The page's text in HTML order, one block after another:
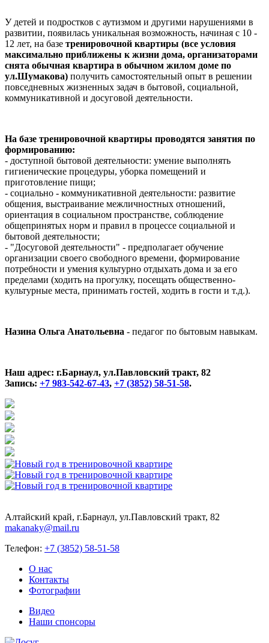
У детей и подростков с аутизмом и другими нарушениями в
развитии, появилась уникальная возможность, начиная с 10 -
12 лет, на базе тренировочной квартиры (все условия
максимально приближены к жизни дома, организаторами
снята обычная квартира в обычном жилом доме по
ул.Шумакова) получить самостоятельный опыт в решении
повседневных жизненных задач в бытовой, социальной,
коммуникативной и досуговой деятельности.
На базе тренировочной квартиры проводятся занятия по
формированию:
- доступной бытовой деятельности: умение выполнять
гигиенические процедуры, уборка помещений и
приготовление пищи;
- социально - коммуникативной деятельности: развитие
общения, выстраивание межличностных отношений,
ориентация в социальном пространстве, соблюдение
общепринятых норм и правил в процессе социальной и
бытовой деятельности;
- "Досуговой деятельности" - предполагает обучение
организации своего свободного времени, формирование
потребности и умения культурно отдыхать дома и за его
пределами (ходить на прогулку, посещать общественно-
культурные места, принимать гостей, ходить в гости и т.д.).
Назина Ольга Анатольевна - педагог по бытовым навыкам.
Наш адрес: г.Барнаул, ул.Павловский тракт, 82
Запись: +7 983-542-67-43, +7 (3852) 58-51-58.
Алтайский край, г.Барнаул, ул.Павловский тракт, 82
makanaky@mail.ru
Телефон: +7 (3852) 58-51-58
О нас
Контакты
Фотографии
Видео
Наши спонсоры